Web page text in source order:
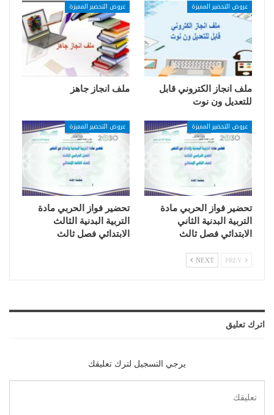
عروض التحضير المميزة
ملف انجاز الكتروني قابل
للتعديل ون نوت
عروض التحضير المميزة
ملف انجاز جاهز
عروض التحضير المميزة
تحضير فواز الحربي مادة
التربية البدنية الثاني
الابتدائي فصل ثالث
عروض التحضير المميزة
تحضير فواز الحربي مادة
التربية البدنية الثالث
الابتدائي فصل ثالث
NEXT
اترك تعليق
يرجي التسجيل لترك تعليقك